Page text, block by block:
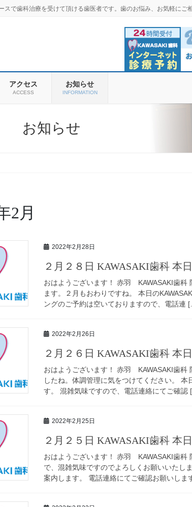
で歯科治療を受けて頂ける歯医者です。歯のお悩み、お気軽にご
アクセス
ACCESS
お知らせ
INFORMATION
お知らせ
2月
2022年2月28日
２月２８日 KAWASAKI歯科 本
おはようございます！ 赤羽 KAWASAKI歯科
ます。２月もおわりですね。 本日の
ングのご予約は空いておりますので、電話連
2022年2月26日
２月２６日 KAWASAKI歯科 本
おはようございます！ 赤羽 KAWASAKI歯科
したね。体調管理に気をつけてください。 本
す。 混雑気味ですので、電話連絡にてご確認
2022年2月25日
２月２５日 KAWASAKI歯科 本
おはようございます！ 赤羽 KAWASAKI歯科
で、混雑気味ですのでよろしくお願いいたし
案内します。 電話連絡にてご確認お願いしま